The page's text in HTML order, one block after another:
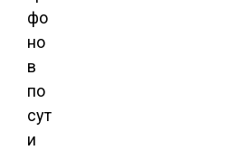
фо
но
в
по
сут
и